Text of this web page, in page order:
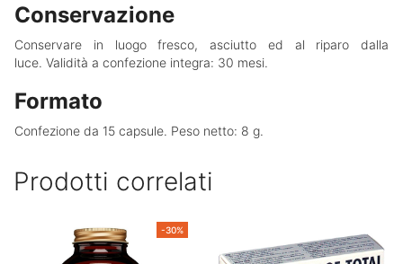
Conservazione
Conservare in luogo fresco, asciutto ed al riparo dalla
luce. Validità a confezione integra: 30 mesi.
Formato
Confezione da 15 capsule. Peso netto: 8 g.
Prodotti correlati
-30%